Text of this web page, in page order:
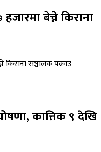
बेच्ने किराना
कात्तिक ९ देखि